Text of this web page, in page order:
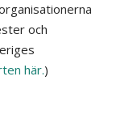
och
här.)